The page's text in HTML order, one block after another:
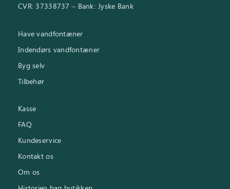
CVR: 37338737 – Bank: Jyske Bank
Have vandfontæner
Indendørs vandfontæner
Byg selv
Tilbehør
Kasse
FAQ
Kundeservice
Kontakt os
Om os